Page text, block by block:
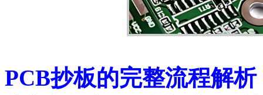
PCB抄板的完整流程解析